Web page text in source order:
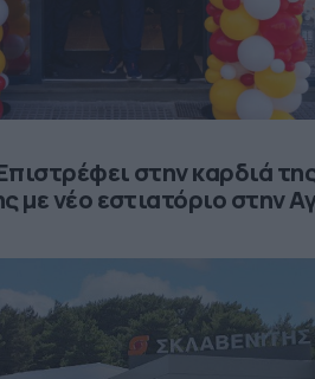
στην καρδιά
με νέο εστιατόριο στην